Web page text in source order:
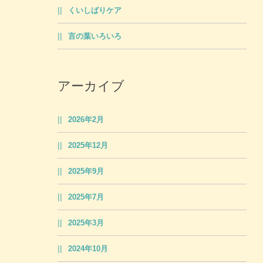
くいしばりケア
言の葉いろいろ
アーカイブ
2026年2月
2025年12月
2025年9月
2025年7月
2025年3月
2024年10月